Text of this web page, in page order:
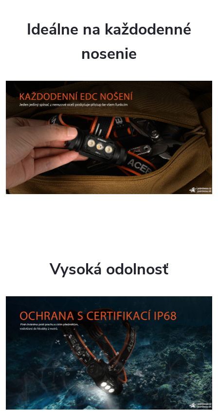
Ideálne na každodenné
nosenie
Vysoká odolnosť